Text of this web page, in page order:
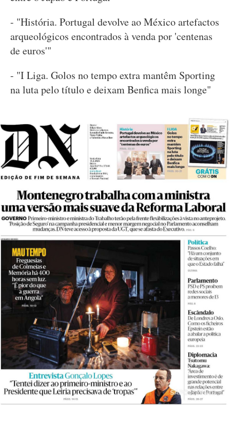
- "História. Portugal devolve ao México artefactos
arqueológicos encontrados à venda por 'centenas
de euros'"
- "I Liga. Golos no tempo extra mantêm Sporting
na luta pelo título e deixam Benfica mais longe"